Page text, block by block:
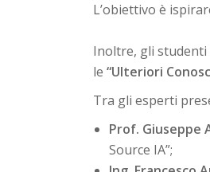
L’obiettivo è
Inoltre, gli studenti
le “Ulteriori
Tra gli esperti
Prof. Giuseppe
Source IA”;